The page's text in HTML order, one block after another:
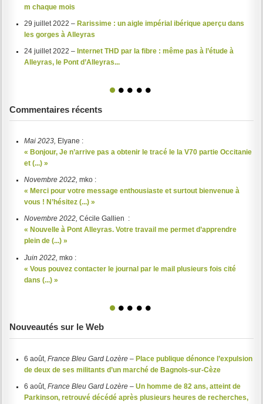
m chaque mois
29 juillet 2022 – Rarissime : un aigle impérial ibérique aperçu dans
les gorges à Alleyras
24 juillet 2022 – Internet THD par la fibre : même pas à l’étude à
Alleyras, le Pont d’Alleyras...
1 2 3 4 5
Commentaires récents
Mai 2023,
Elyane :
« Bonjour, Je n’arrive pas a obtenir le tracé le la V70 partie Occitanie
et (...) »
Novembre 2022, mko :
« Merci pour votre message enthousiaste et surtout bienvenue à
vous ! N’hésitez (...) »
Novembre 2022, Cécile Gallien :
« Nouvelle à Pont Alleyras. Votre travail me permet d’apprendre
plein de (...) »
Juin 2022, mko :
« Vous pouvez contacter le journal par le mail plusieurs fois cité
dans (...) »
1 2 3 4 5
Nouveautés sur le Web
6 août, France Bleu Gard Lozère– Place publique dénonce l’expulsion
de deux de ses militants d’un marché de Bagnols-sur-Cèze
6 août, France Bleu Gard Lozère– Un homme de 82 ans, atteint de
Parkinson, retrouvé décédé après plusieurs heures de recherches,